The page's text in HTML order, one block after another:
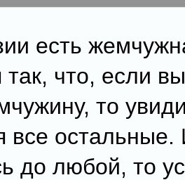
есть
что, если
то
все
до любой, то